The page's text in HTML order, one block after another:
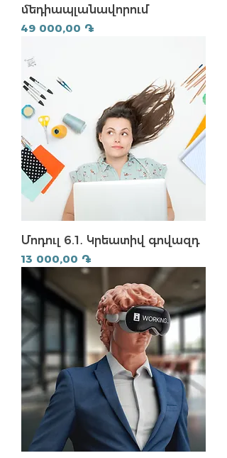
մեդիապլանավորում
Price
49 000,00 ֏
Մոդուլ 6.1․ Կրեատիվ գովազդ
Price
13 000,00 ֏